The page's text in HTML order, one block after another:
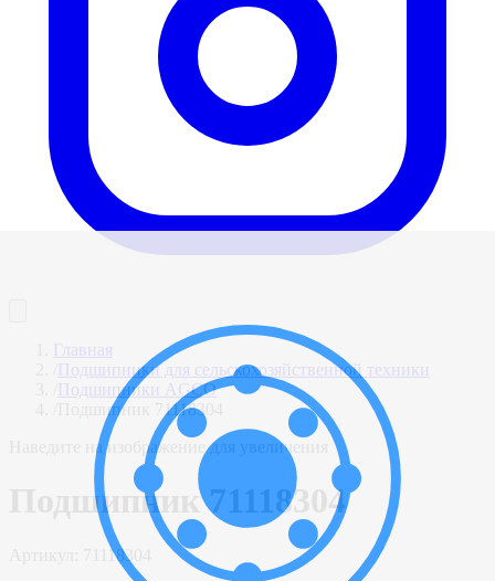
Главная
Подшипники для сельскохозяйственной техники
Подшипники AGCO
Подшипник 71118304
Наведите на изображение для увеличения
Подшипник 71118304
71118304